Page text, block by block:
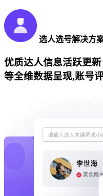
选人选号解决方
优质达人信息活跃更
等全维数据呈现,账号